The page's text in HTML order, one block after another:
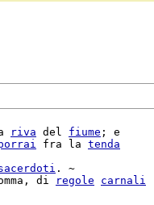
riva del fiume ; e
fra la tenda
. ~
di regole carnali